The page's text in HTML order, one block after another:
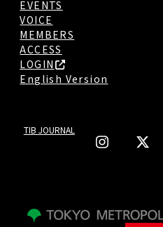
EVENTS
VOICE
MEMBERS
ACCESS
LOGIN
English Version
TIB JOURNAL